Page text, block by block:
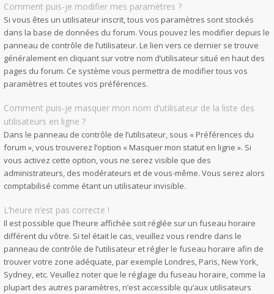
Comment puis-je modifier mes paramètres ?
Si vous êtes un utilisateur inscrit, tous vos paramètres sont stockés
dans la base de données du forum. Vous pouvez les modifier depuis le
panneau de contrôle de l’utilisateur. Le lien vers ce dernier se trouve
généralement en cliquant sur votre nom d’utilisateur situé en haut des
pages du forum. Ce système vous permettra de modifier tous vos
paramètres et toutes vos préférences.
Comment puis-je masquer mon nom d’utilisateur de la liste des
utilisateurs en ligne ?
Dans le panneau de contrôle de l’utilisateur, sous « Préférences du
forum », vous trouverez l’option « Masquer mon statut en ligne ». Si
vous activez cette option, vous ne serez visible que des
administrateurs, des modérateurs et de vous-même. Vous serez alors
comptabilisé comme étant un utilisateur invisible.
L’heure n’est pas correcte !
Il est possible que l’heure affichée soit réglée sur un fuseau horaire
différent du vôtre. Si tel était le cas, veuillez vous rendre dans le
panneau de contrôle de l’utilisateur et régler le fuseau horaire afin de
trouver votre zone adéquate, par exemple Londres, Paris, New York,
Sydney, etc. Veuillez noter que le réglage du fuseau horaire, comme la
plupart des autres paramètres, n’est accessible qu’aux utilisateurs